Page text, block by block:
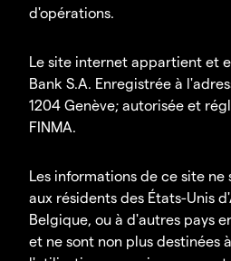
d'opérations.
Le site internet appartient et
Bank S.A. Enregistrée à
1204 Genève; autorisée et
FINMA.
Les informations de ce site ne
aux résidents des États-Unis
Belgique, ou à d'autres pays
et ne sont non plus destinées